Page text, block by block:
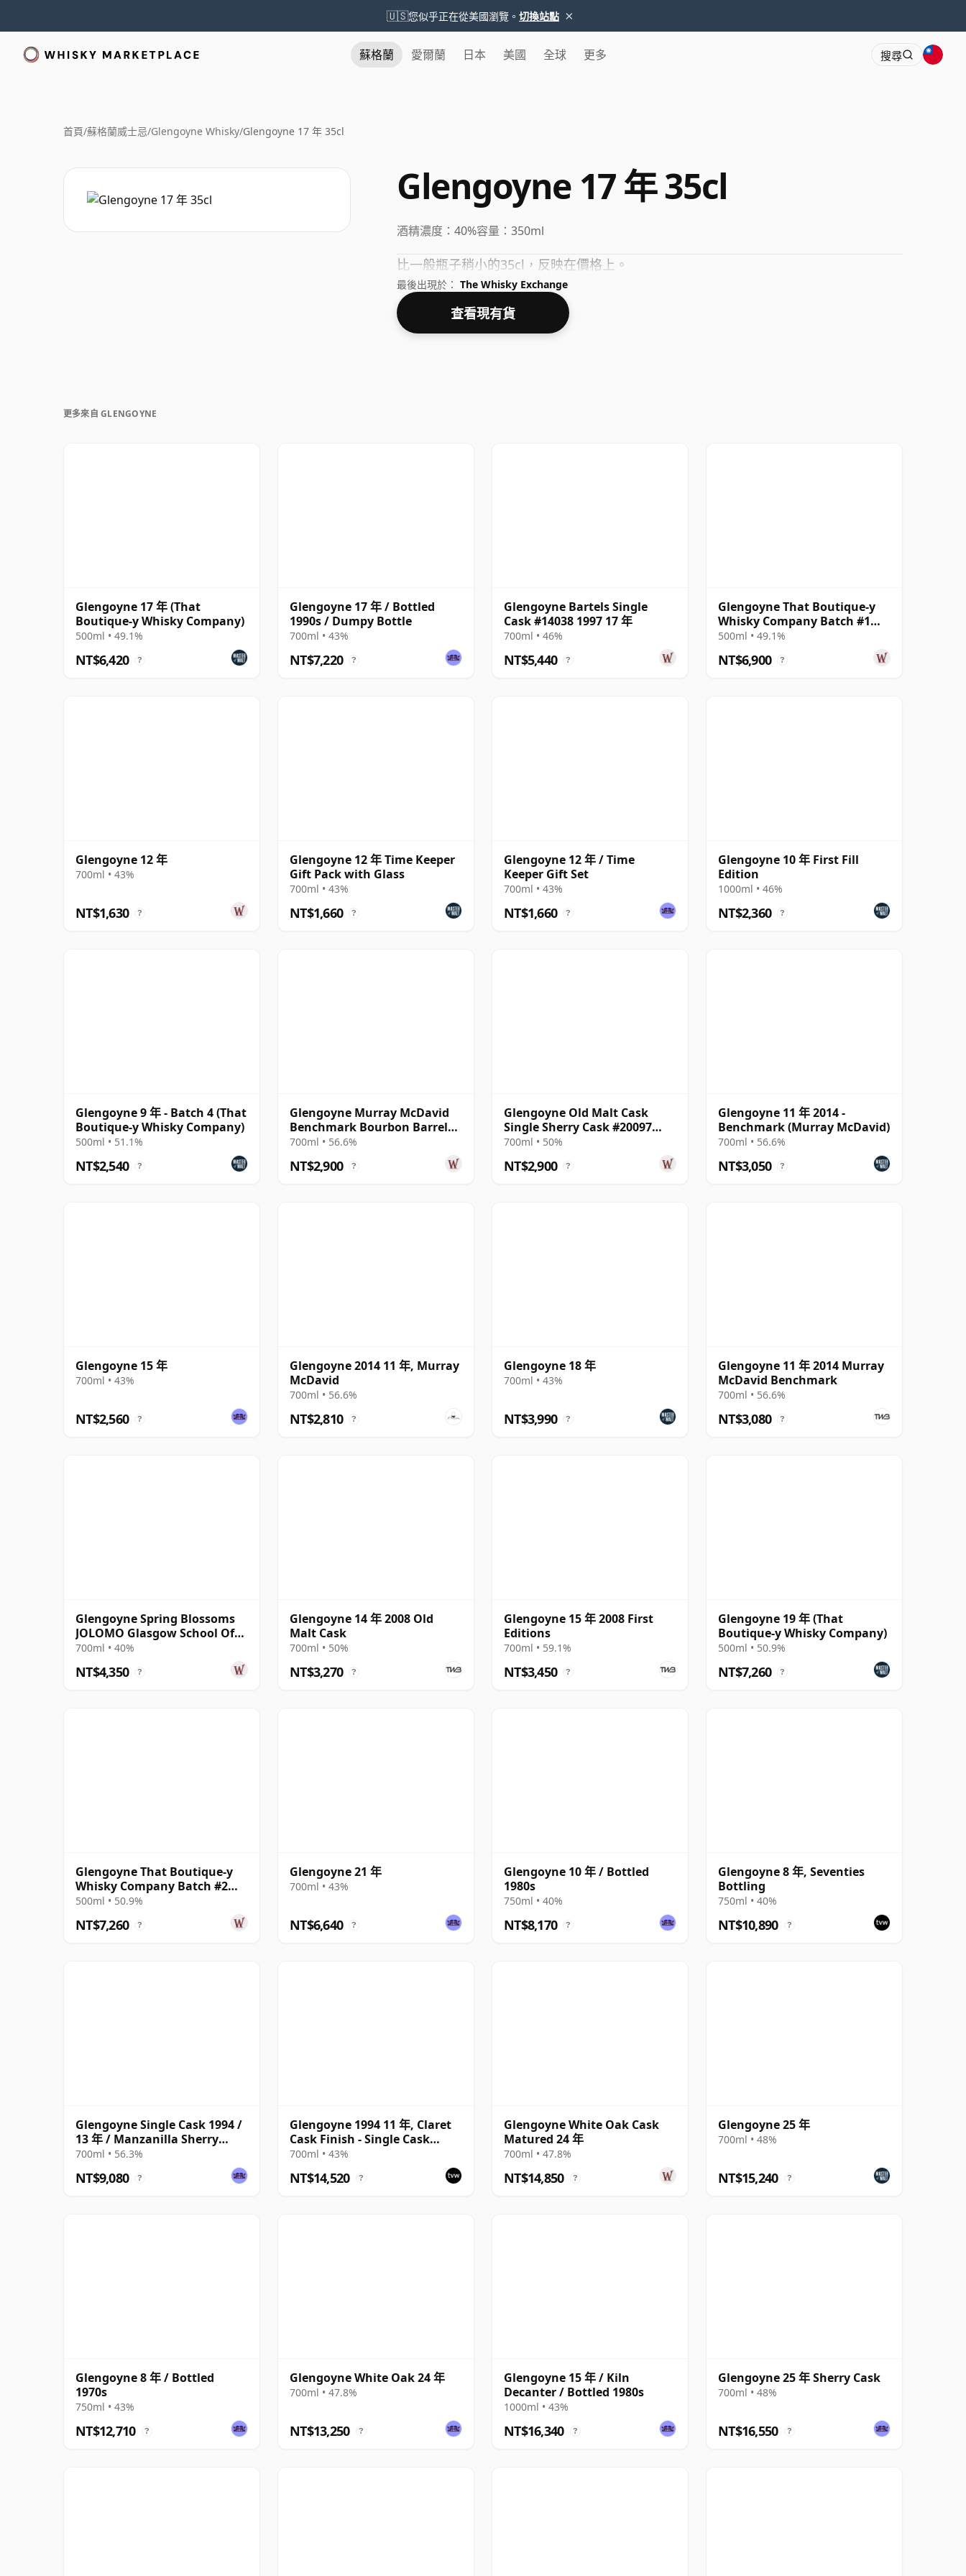
🇺🇸您似乎正在從美國瀏覽。 切換站點 ×
蘇格蘭 愛爾蘭 日本 美國 全球 更多 搜尋
首頁/蘇格蘭威士忌/Glengoyne Whisky/Glengoyne 17 年 35cl
Glengoyne 17 年 35cl
酒精濃度： 40%容量： 350ml
比一般瓶子稍小的35cl，反映在價格上。
最後出現於： The Whisky Exchange
查看現有貨
更多來自 GLENGOYNE
Glengoyne 17 年 (That
Boutique-y Whisky Company)
500ml • 49.1%
NT$6,420 ?
Glengoyne 17 年 / Bottled
1990s / Dumpy Bottle
700ml • 43%
NT$7,220 ?
Glengoyne Bartels Single
Cask #14038 1997 17 年
700ml • 46%
NT$5,440 ?
Glengoyne That Boutique-y
Whisky Company Batch #1
Single Mal 2001 17 年
500ml • 49.1%
NT$6,900 ?
Glengoyne 12 年
700ml • 43%
NT$1,630 ?
Glengoyne 12 年 Time Keeper
Gift Pack with Glass
700ml • 43%
NT$1,660 ?
Glengoyne 12 年 / Time
Keeper Gift Set
700ml • 43%
NT$1,660 ?
Glengoyne 10 年 First Fill
Edition
1000ml • 46%
NT$2,360 ?
Glengoyne 9 年 - Batch 4 (That
Boutique-y Whisky Company)
500ml • 51.1%
NT$2,540 ?
Glengoyne Murray McDavid
Benchmark Bourbon Barrel
Single Mal 2014 11 年
700ml • 56.6%
NT$2,900 ?
Glengoyne Old Malt Cask
Single Sherry Cask #20097
2008 14 年
700ml • 50%
NT$2,900 ?
Glengoyne 11 年 2014 -
Benchmark (Murray McDavid)
700ml • 56.6%
NT$3,050 ?
Glengoyne 15 年
700ml • 43%
NT$2,560 ?
Glengoyne 2014 11 年, Murray
McDavid
700ml • 56.6%
NT$2,810 ?
Glengoyne 18 年
700ml • 43%
NT$3,990 ?
Glengoyne 11 年 2014 Murray
McDavid Benchmark
700ml • 56.6%
NT$3,080 ?
Glengoyne Spring Blossoms
JOLOMO Glasgow School Of
Art Hig 10 年
700ml • 40%
NT$4,350 ?
Glengoyne 14 年 2008 Old
Malt Cask
700ml • 50%
NT$3,270 ?
Glengoyne 15 年 2008 First
Editions
700ml • 59.1%
NT$3,450 ?
Glengoyne 19 年 (That
Boutique-y Whisky Company)
500ml • 50.9%
NT$7,260 ?
Glengoyne That Boutique-y
Whisky Company Batch #2
Single Mal 1999 19 年
500ml • 50.9%
NT$7,260 ?
Glengoyne 21 年
700ml • 43%
NT$6,640 ?
Glengoyne 10 年 / Bottled
1980s
750ml • 40%
NT$8,170 ?
Glengoyne 8 年, Seventies
Bottling
750ml • 40%
NT$10,890 ?
Glengoyne Single Cask 1994 /
13 年 / Manzanilla Sherry
Finish
700ml • 56.3%
NT$9,080 ?
Glengoyne 1994 11 年, Claret
Cask Finish - Single Cask
90481
700ml • 43%
NT$14,520 ?
Glengoyne White Oak Cask
Matured 24 年
700ml • 47.8%
NT$14,850 ?
Glengoyne 25 年
700ml • 48%
NT$15,240 ?
Glengoyne 8 年 / Bottled
1970s
750ml • 43%
NT$12,710 ?
Glengoyne White Oak 24 年
700ml • 47.8%
NT$13,250 ?
Glengoyne 15 年 / Kiln
Decanter / Bottled 1980s
1000ml • 43%
NT$16,340 ?
Glengoyne 25 年 Sherry Cask
700ml • 48%
NT$16,550 ?